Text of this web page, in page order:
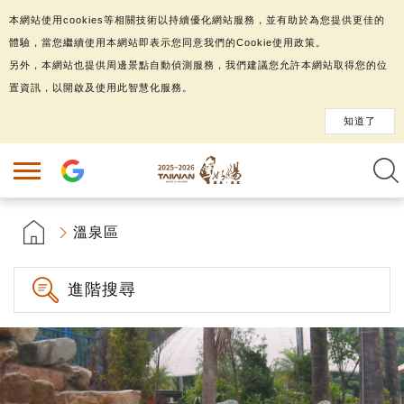
溫泉區
進階搜尋
本網站使用cookies等相關技術以持續優化網站服務，並有助於為您提供更佳的
體驗，當您繼續使用本網站即表示您同意我們的Cookie使用政策。
另外，本網站也提供周邊景點自動偵測服務，我們建議您允許本網站取得您的位
置資訊，以開啟及使用此智慧化服務。
知道了